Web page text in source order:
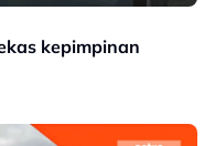
kepimpinan